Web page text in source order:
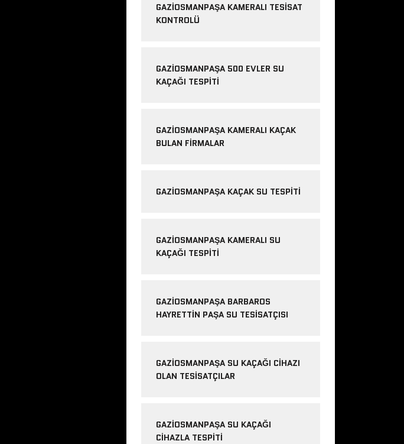
GAZIOSMANPAŞA KAMERALI TESISAT
KONTROLÜ
GAZIOSMANPAŞA 500 EVLER SU
KAÇAĞI TESPITI
GAZIOSMANPAŞA KAMERALI KAÇAK
BULAN FIRMALAR
GAZIOSMANPAŞA KAÇAK SU TESPITI
GAZIOSMANPAŞA KAMERALI SU
KAÇAĞI TESPITI
GAZIOSMANPAŞA BARBAROS
HAYRETTIN PAŞA SU TESISATÇISI
GAZIOSMANPAŞA SU KAÇAĞI CIHAZI
OLAN TESISATÇILAR
GAZIOSMANPAŞA SU KAÇAĞI
CIHAZLA TESPITI